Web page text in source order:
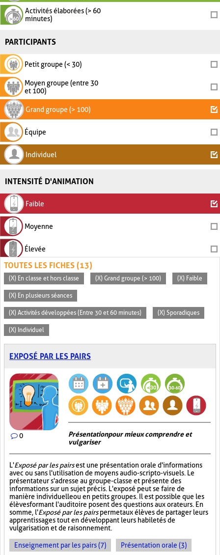
Activités élaborées (> 60
minutes)
PARTICIPANTS
Petit groupe (< 30)
Moyen groupe (entre 30
et 100)
Grand groupe (> 100)
Équipe
Individuel
INTENSITÉ D'ANIMATION
Faible
Moyenne
Élevée
TOUTES LES FICHES (13)
(X) En classe et hors classe (X) Grand groupe (> 100) (X) Faible
(X) En plusieurs séances
(X) Activités développées (Entre 30 et 60 minutes) (X) Sporadiques
(X) Individuel
EXPOSÉ PAR LES PAIRS
0
Présentation pour mieux comprendre et
vulgariser
L'Exposé par les pairsest une présentation orale d'informations
avec ou sans l'utilisation de moyens audio-scripto-visuels. Le
présentateur s'adresse au groupe-classe et présente des
informations sur un sujet précis. L'exposé peut se faire de
manière individuelle ou en petits groupes. Il est possible que les
élèves formant l'auditoire posent des questions aux orateurs. En
somme, l'Exposé par les pairspermet aux élèves de partager leurs
apprentissages tout en développant leurs habiletés de
vulgarisation et de raisonnement.
Enseignement par les pairs (7) Présentation orale (3)